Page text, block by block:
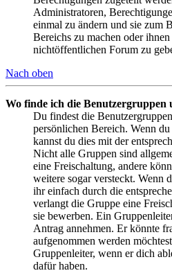
Administratoren,
einmal zu ändern und sie zum
Bereichs zu machen oder
nichtöffentlichen Forum zu
Nach oben
Wo finde ich die Benutzergruppen
Du findest die
persönlichen Bereich. Wenn
kannst du dies mit der
Nicht alle Gruppen sind
eine Freischaltung, andere
weitere sogar versteckt. Wenn
ihr einfach durch die
verlangt die Gruppe eine
sie bewerben. Ein
Antrag annehmen. Er könnte
aufgenommen werden
Gruppenleiter, wenn er dich
dafür haben.